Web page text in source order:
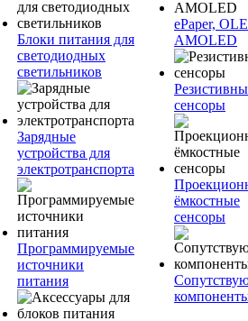
Блоки питания для
светодиодных
светильников
Зарядные
устройства для
электротранспорта
Программируемые
источники
питания
ePaper,
AMOLED
сенсоры
ёмкостные
сенсоры